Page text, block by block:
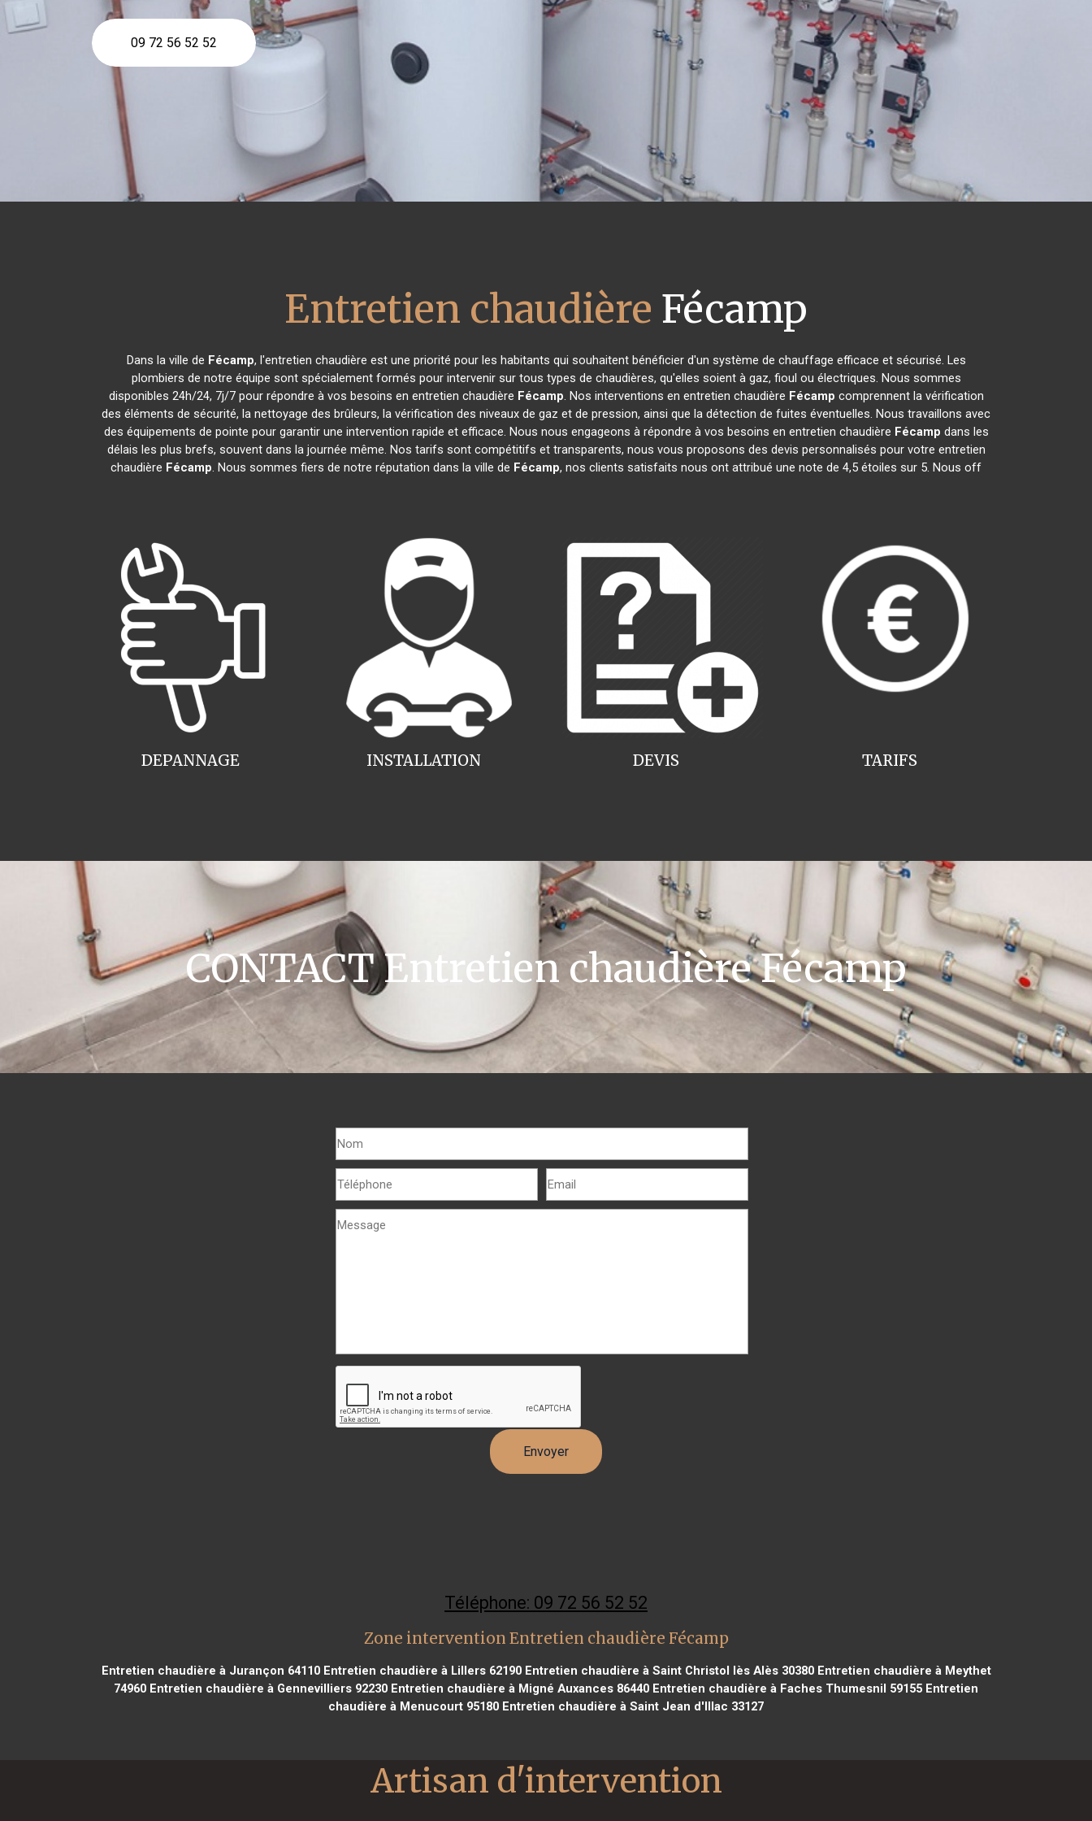
09 72 56 52 52
Entretien chaudière Fécamp
Dans la ville de Fécamp, l'entretien chaudière est une priorité pour les habitants qui souhaitent bénéficier d'un système de chauffage efficace et sécurisé. Les
plombiers de notre équipe sont spécialement formés pour intervenir sur tous types de chaudières, qu'elles soient à gaz, fioul ou électriques. Nous sommes
disponibles 24h/24, 7j/7 pour répondre à vos besoins en entretien chaudière Fécamp. Nos interventions en entretien chaudière Fécamp comprennent la vérification
des éléments de sécurité, la nettoyage des brûleurs, la vérification des niveaux de gaz et de pression, ainsi que la détection de fuites éventuelles. Nous travaillons avec
des équipements de pointe pour garantir une intervention rapide et efficace. Nous nous engageons à répondre à vos besoins en entretien chaudière Fécamp dans les
délais les plus brefs, souvent dans la journée même. Nos tarifs sont compétitifs et transparents, nous vous proposons des devis personnalisés pour votre entretien
chaudière Fécamp. Nous sommes fiers de notre réputation dans la ville de Fécamp, nos clients satisfaits nous ont attribué une note de 4,5 étoiles sur 5. Nous off
INSTALLATION
DEPANNAGE TARIFS
DEVIS
CONTACT Entretien chaudière Fécamp
Téléphone: 09 72 56 52 52
Zone intervention Entretien chaudière Fécamp
Entretien chaudière à Jurançon 64110Entretien chaudière à Lillers 62190Entretien chaudière à Saint Christol lès Alès 30380Entretien chaudière à Meythet
74960 Entretien chaudière à Gennevilliers 92230 Entretien chaudière à Migné Auxances 86440 Entretien chaudière à Faches Thumesnil 59155 Entretien
chaudière à Menucourt 95180 Entretien chaudière à Saint Jean d'Illac 33127
Artisan d'intervention